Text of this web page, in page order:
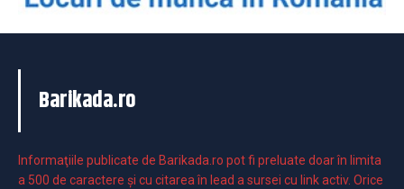
Barikada.ro
Informaţiile publicate de Barikada.ro pot fi preluate doar în limita
a 500 de caractere şi cu citarea în lead a sursei cu link activ. Orice